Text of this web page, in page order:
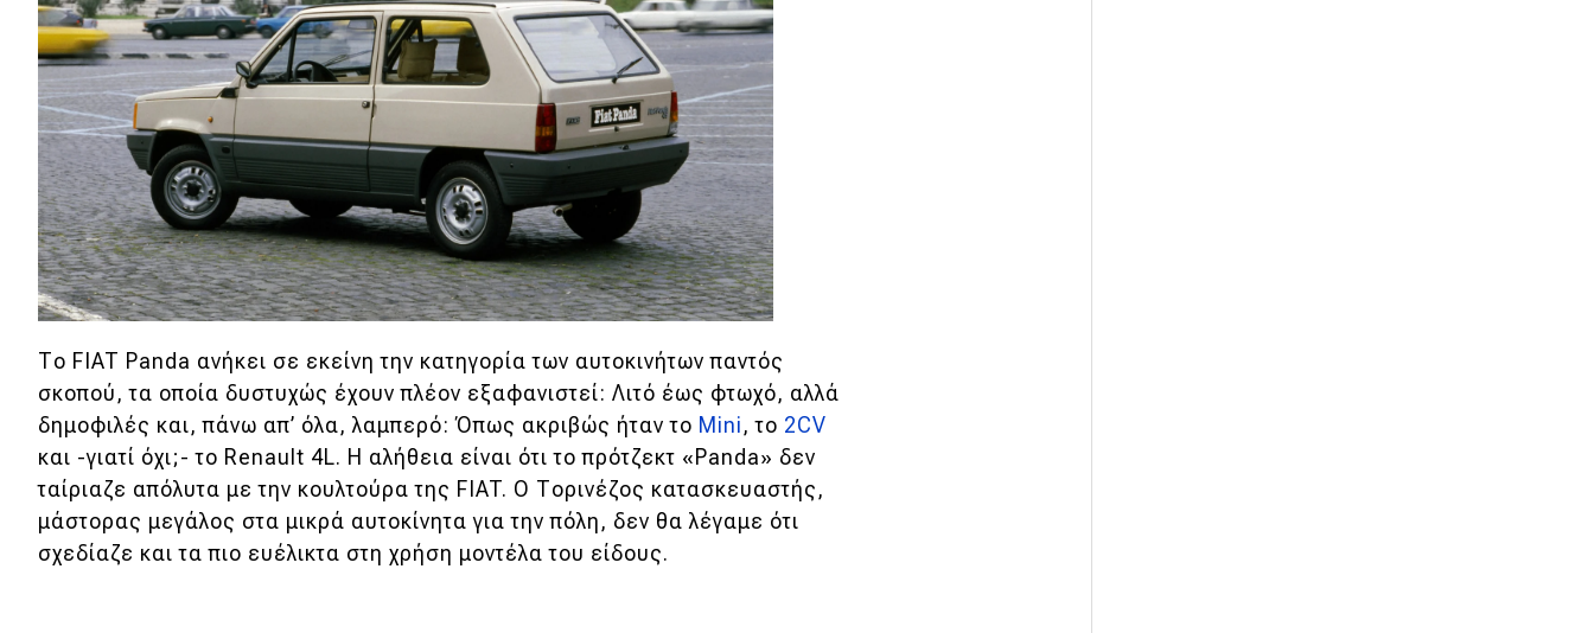
WRC
Motorsport
Eco
Νέα
Τεχνολογία
Mobility
Classic
Νέα
Παρουσιάσεις
Το FIAT Panda ανήκει σε εκείνη την κατηγορία των αυτοκινήτων παντός
σκοπού, τα οποία δυστυχώς έχουν πλέον εξαφανιστεί: Λιτό έως φτωχό, αλλά
δημοφιλές και, πάνω απ’ όλα, λαμπερό: Όπως ακριβώς ήταν το Mini, το 2CV
και -γιατί όχι;- το Renault 4L. H αλήθεια είναι ότι το πρότζεκτ «Panda» δεν
ταίριαζε απόλυτα με την κουλτούρα της FIAT. Ο Τορινέζος κατασκευαστής,
μάστορας μεγάλος στα μικρά αυτοκίνητα για την πόλη, δεν θα λέγαμε ότι
σχεδίαζε και τα πιο ευέλικτα στη χρήση μοντέλα του είδους.